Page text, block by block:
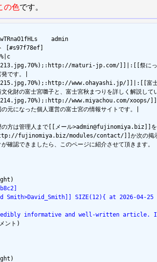
の色です。
admin
[#s97f78ef]
maturi-jp.com/]]|:[[祭にっ
です。|
www.ohayashi.jp/]]|:[[富士
化財の富士宮囃子と、富士宮秋まつりを詳しく解説して
www.miyachou.com/xoops/
元になった個人運営の富士宮の情報サイトです。|
の方は管理人まで[[メール>admin@fujinomiya.biz]]
fujinomiya.biz/modules/contact/]]か次の掲
確認できましたら、このページに紹介させて頂きます。
Smith>David_Smith]] SIZE(12){ at 2026-04-25
informative and well-written article.
ント)